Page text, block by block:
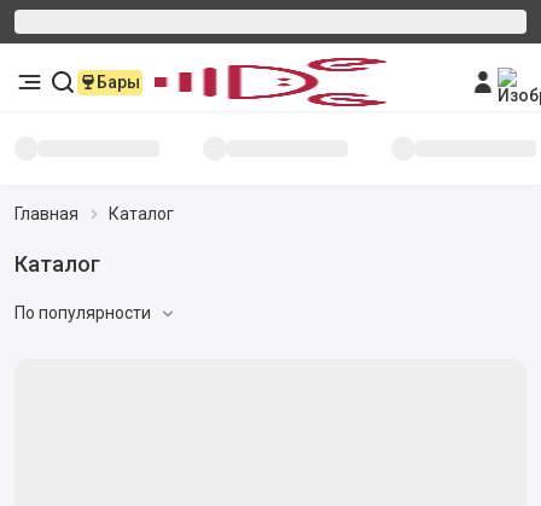
Бары
Главная Каталог
Каталог
По популярности